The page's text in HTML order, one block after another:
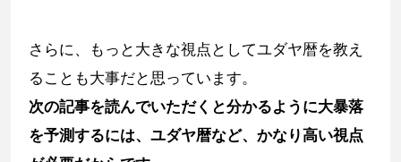
さらに、もっと大きな視点としてユダヤ暦を教え
ることも大事だと思っています。
次の記事を読んでいただくと分かるように大暴落
を予測するには、ユダヤ暦など、かなり高い視点